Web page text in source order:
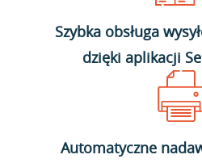
Szybka obsługa
dzięki aplikacji
Automatyczne